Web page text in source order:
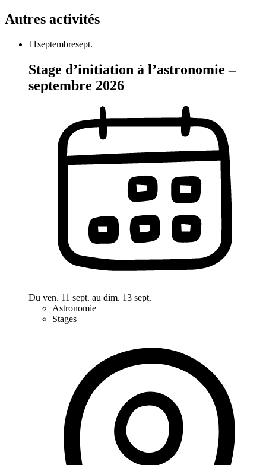
Autres activités
11septembresept.
Stage d’initiation à l’astronomie –
septembre 2026
Du ven. 11 sept. au dim. 13 sept.
Astronomie
Stages